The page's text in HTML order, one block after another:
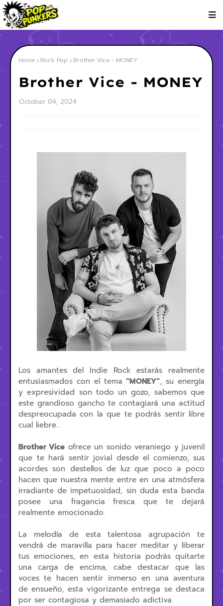
Home Rock Pop Brother Vice - MONEY
Brother Vice - MONEY
October 04, 2024
Los amantes del Indie Rock estarás realmente
entusiasmados con el tema“MONEY”, su energía
y expresividad son todo un gozo, sabemos que
este grandioso gancho te contagiará una actitud
despreocupada con la que te podrás sentir libre
cual liebre...
Brother Vice ofrece un sonido veraniego y juvenil
que te hará sentir jovial desde el comienzo, sus
acordes son destellos de luz que poco a poco
hacen que nuestra mente entre en una atmósfera
irradiante de impetuosidad, sin duda esta banda
posee una fragancia fresca que te dejará
realmente emocionado.
La melodía de esta talentosa agrupación te
vendrá de maravilla para hacer meditar y liberar
tus emociones, en esta historia podrás quitarte
una carga de encima, cabe destacar que las
voces te hacen sentir inmerso en una aventura
de ensueño, esta vigorizante entrega se destaca
por ser contagiosa y demasiado adictiva.